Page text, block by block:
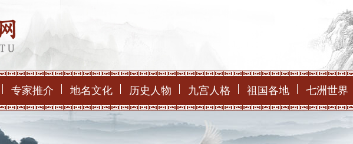
专家推介 地名文化 历史人物 九宫人格 祖国各地 七洲世界